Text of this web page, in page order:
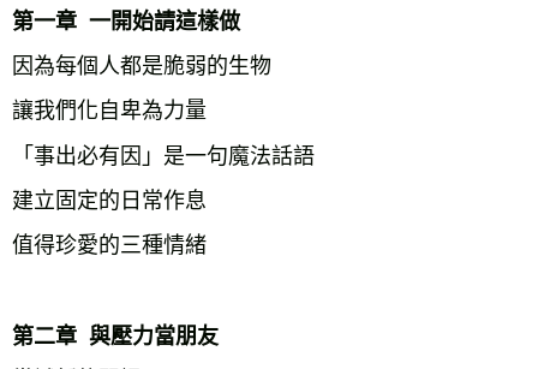
第一章  一開始請這樣做
因為每個人都是脆弱的生物
讓我們化自卑為力量
「事出必有因」是一句魔法話語
建立固定的日常作息
值得珍愛的三種情緒
第二章  與壓力當朋友